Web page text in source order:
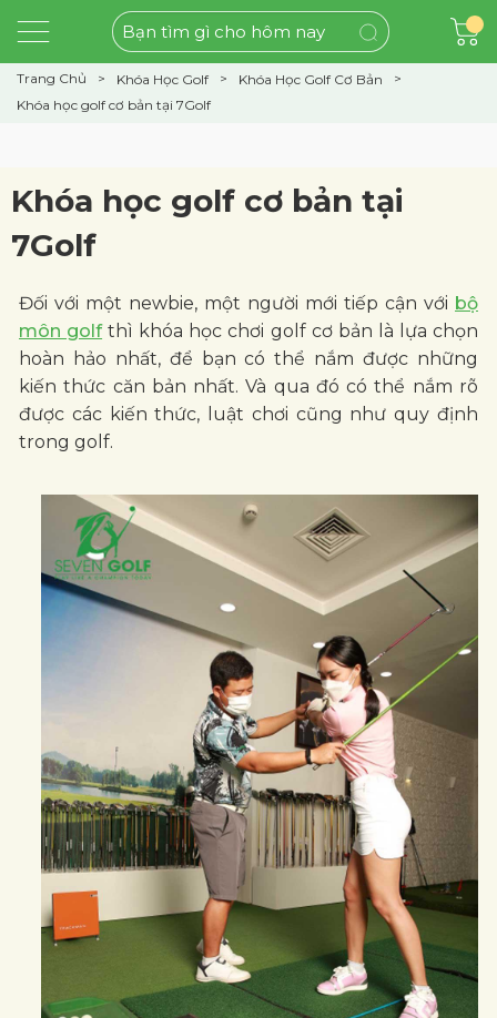
Trang Chủ Khóa Học Golf
Khóa Học Golf Cơ Bản
Khóa học golf cơ bản tại 7Golf
Khóa học golf cơ bản tại
7Golf
Đối với một newbie, một người mới tiếp cận với bộ
môn golfthì khóa học chơi golf cơ bản là lựa chọn
hoàn hảo nhất, để bạn có thể nắm được những
kiến thức căn bản nhất. Và qua đó có thể nắm rõ
được các kiến thức, luật chơi cũng như quy định
trong golf.